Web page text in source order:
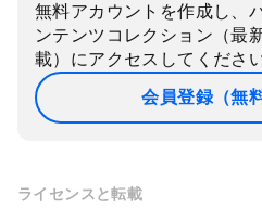
無料アカウントを作成し、
ンテンツコレクション（最
載）にアクセスしてください
会員登録（無料
ライセンスと転載